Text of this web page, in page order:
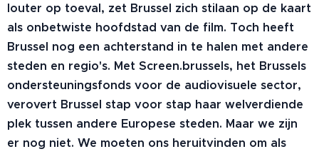
louter op toeval, zet Brussel zich stilaan op de kaart
als onbetwiste hoofdstad van de film. Toch heeft
Brussel nog een achterstand in te halen met andere
steden en regio's. Met Screen.brussels, het Brussels
ondersteuningsfonds voor de audiovisuele sector,
verovert Brussel stap voor stap haar welverdiende
plek tussen andere Europese steden. Maar we zijn
er nog niet. We moeten ons heruitvinden om als